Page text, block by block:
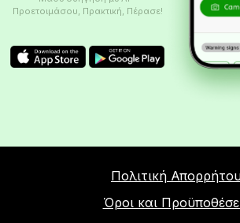
Προετοιμάσου, Πρακτική, Πέρασε!
Πολιτική
Όροι και